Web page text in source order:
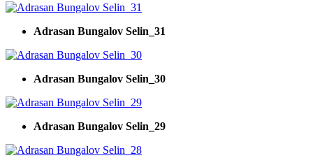
Adrasan Bungalov Selin_31
Adrasan Bungalov Selin_30
Adrasan Bungalov Selin_29